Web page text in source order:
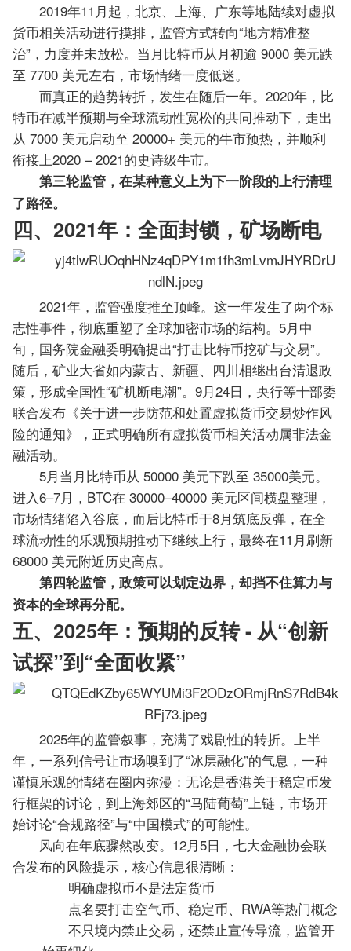
2019年11月起，北京、上海、广东等地陆续对虚拟
货币相关活动进行摸排，监管方式转向“地方精准整
治”，力度并未放松。当月比特币从月初逾 9000 美元跌
至 7700 美元左右，市场情绪一度低迷。
而真正的趋势转折，发生在随后一年。2020年，比
特币在减半预期与全球流动性宽松的共同推动下，走出
从 7000 美元启动至 20000+ 美元的牛市预热，并顺利
衔接上2020 – 2021的史诗级牛市。
第三轮监管，在某种意义上为下一阶段的上行清理
了路径。
四、2021年：全面封锁，矿场断电
2021年，监管强度推至顶峰。这一年发生了两个标
志性事件，彻底重塑了全球加密市场的结构。5月中
旬，国务院金融委明确提出“打击比特币挖矿与交易”。
随后，矿业大省如内蒙古、新疆、四川相继出台清退政
策，形成全国性“矿机断电潮”。9月24日，央行等十部委
联合发布《关于进一步防范和处置虚拟货币交易炒作风
险的通知》，正式明确所有虚拟货币相关活动属非法金
融活动。
5月当月比特币从 50000 美元下跌至 35000美元。
进入6–7月，BTC在 30000–40000 美元区间横盘整理，
市场情绪陷入谷底，而后比特币于8月筑底反弹，在全
球流动性的乐观预期推动下继续上行，最终在11月刷新
68000 美元附近历史高点。
第四轮监管，政策可以划定边界，却挡不住算力与
资本的全球再分配。
五、2025年：预期的反转 - 从“创新
试探”到“全面收紧”
2025年的监管叙事，充满了戏剧性的转折。上半
年，一系列信号让市场嗅到了“冰层融化”的气息，一种
谨慎乐观的情绪在圈内弥漫：无论是香港关于稳定币发
行框架的讨论，到上海郊区的“马陆葡萄”上链，市场开
始讨论“合规路径”与“中国模式”的可能性。
风向在年底骤然改变。12月5日，七大金融协会联
合发布的风险提示，核心信息很清晰：
明确虚拟币不是法定货币
点名要打击空气币、稳定币、RWA等热门概念
不只境内禁止交易，还禁止宣传导流，监管开